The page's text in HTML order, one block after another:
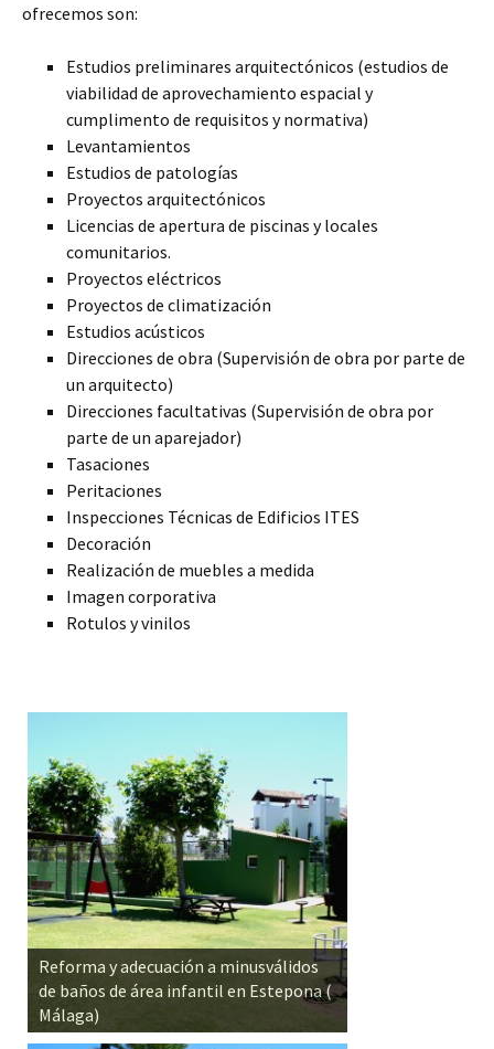
ofrecemos son:
Estudios preliminares arquitectónicos (estudios de
viabilidad de aprovechamiento espacial y
cumplimento de requisitos y normativa)
Levantamientos
Estudios de patologías
Proyectos arquitectónicos
Licencias de apertura de piscinas y locales
comunitarios.
Proyectos eléctricos
Proyectos de climatización
Estudios acústicos
Direcciones de obra (Supervisión de obra por parte de
un arquitecto)
Direcciones facultativas (Supervisión de obra por
parte de un aparejador)
Tasaciones
Peritaciones
Inspecciones Técnicas de Edificios ITES
Decoración
Realización de muebles a medida
Imagen corporativa
Rotulos y vinilos
Reforma y adecuación a minusválidos
de baños de área infantil en Estepona (
Málaga)